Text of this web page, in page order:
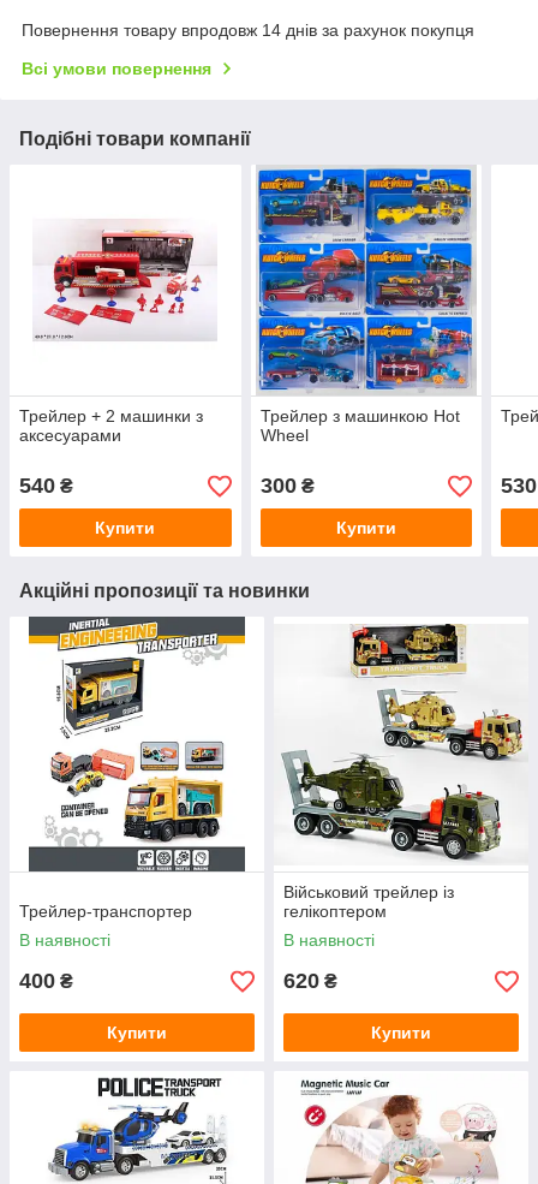
Повернення товару впродовж 14 днів за рахунок покупця
Всі умови повернення
Подібні товари компанії
Трейлер + 2 машинки з
аксесуарами
540 ₴
Купити
Трейлер з машинкою Hot
Wheel
300₴
Купити
530
Акційні пропозиції та новинки
Трейлер-транспортер
В наявності
400 ₴
Купити
Військовий трейлер із
гелікоптером
В наявності
620 ₴
Купити